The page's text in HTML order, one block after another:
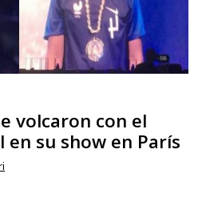
volcaron con el
su show en París